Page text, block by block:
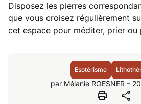
Disposez les pierres
que vous croisez régulièrement
cet espace pour méditer, prier ou
Esotérisme
par Mélanie ROESNER –
print share